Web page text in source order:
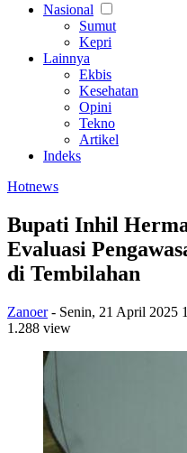
Nasional
Sumut
Kepri
Lainnya
Ekbis
Kesehatan
Opini
Tekno
Artikel
Indeks
Hotnews
Bupati Inhil
Evaluasi
di Tembilahan
Zanoer - Senin, 21 April 2025
1.288 view